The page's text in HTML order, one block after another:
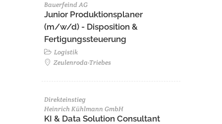
Bauerfeind AG
Junior Produktionsplaner
(m/w/d) - Disposition &
Fertigungssteuerung
Logistik
Zeulenroda-Triebes
Direkteinstieg
Heinrich Kühlmann GmbH
KI & Data Solution Consultant